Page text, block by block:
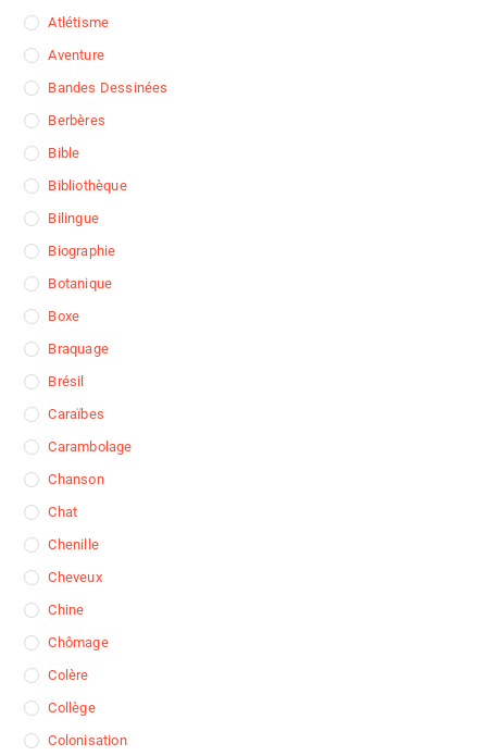
Atlétisme
Aventure
Bandes Dessinées
Berbères
Bible
Bibliothèque
Bilingue
Biographie
Botanique
Boxe
Braquage
Brésil
Caraïbes
Carambolage
Chanson
Chat
Chenille
Cheveux
Chine
Chômage
Colère
Collège
Colonisation